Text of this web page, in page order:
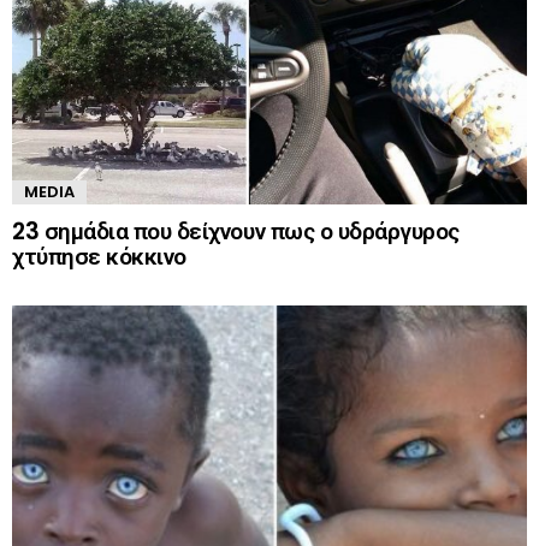
MEDIA
23 σημάδια που δείχνουν πως ο υδράργυρος
χτύπησε κόκκινο